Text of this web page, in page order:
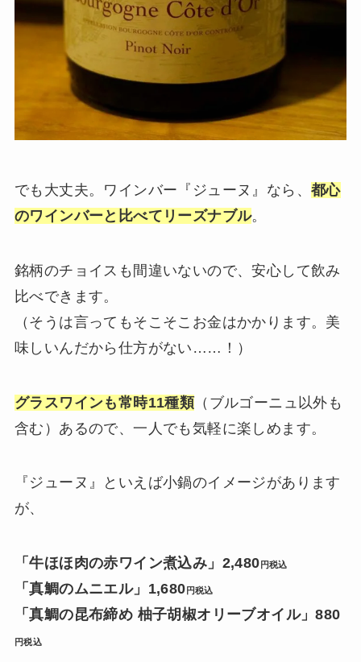
でも大丈夫。ワインバー『ジューヌ』なら、 都心
のワインバーと比べてリーズナブル。
銘柄のチョイスも間違いないので、安心して飲み
比べできます。
（そうは言ってもそこそこお金はかかります。美
味しいんだから仕方がない……！）
グラスワインも常時11種類（ブルゴーニュ以外も
含む）あるので、一人でも気軽に楽しめます。
『ジューヌ』といえば小鍋のイメージがあります
が、
「牛ほほ肉の赤ワイン煮込み」2,480 円税込
「真鯛のムニエル」1,680 円税込
「真鯛の昆布締め 柚子胡椒オリーブオイル」880
円税込